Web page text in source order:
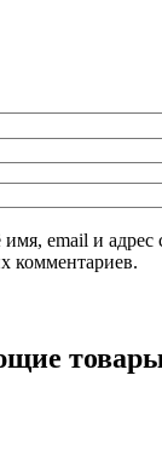
email и адрес
комментариев.